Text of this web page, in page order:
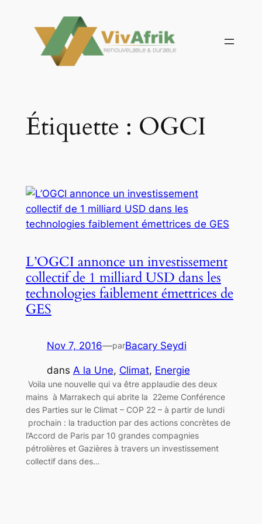
contenu
Étiquette : OGCI
L’OGCI annonce un investissement
collectif de 1 milliard USD dans les
technologies faiblement émettrices de
GES
Nov 7, 2016—parBacary Seydi
dans A la Une, Climat, Energie
Voila une nouvelle qui va être applaudie des deux
mains à Marrakech qui abrite la 22eme Conférence
des Parties sur le Climat – COP 22 – à partir de lundi
prochain : la traduction par des actions concrètes de
l’Accord de Paris par 10 grandes compagnies
pétrolières et Gazières à travers un investissement
collectif dans des…